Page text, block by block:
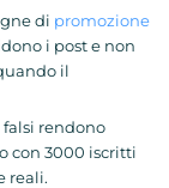
di promozione
i post e non
il
rendono
con 3000 iscritti
reali.